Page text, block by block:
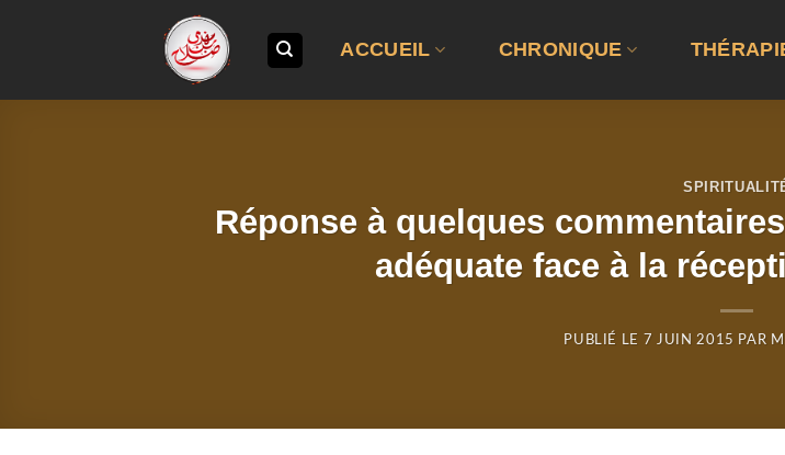
ACCUEIL CHRONIQUE
Réponse à quelques
adéquate face à la
PUBLIÉ LE 7 JUIN 2015 PAR